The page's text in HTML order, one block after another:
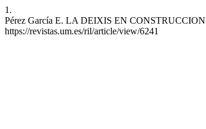
1.
Pérez García E. LA DEIXIS EN
https://revistas.um.es/ril/article/view/6241